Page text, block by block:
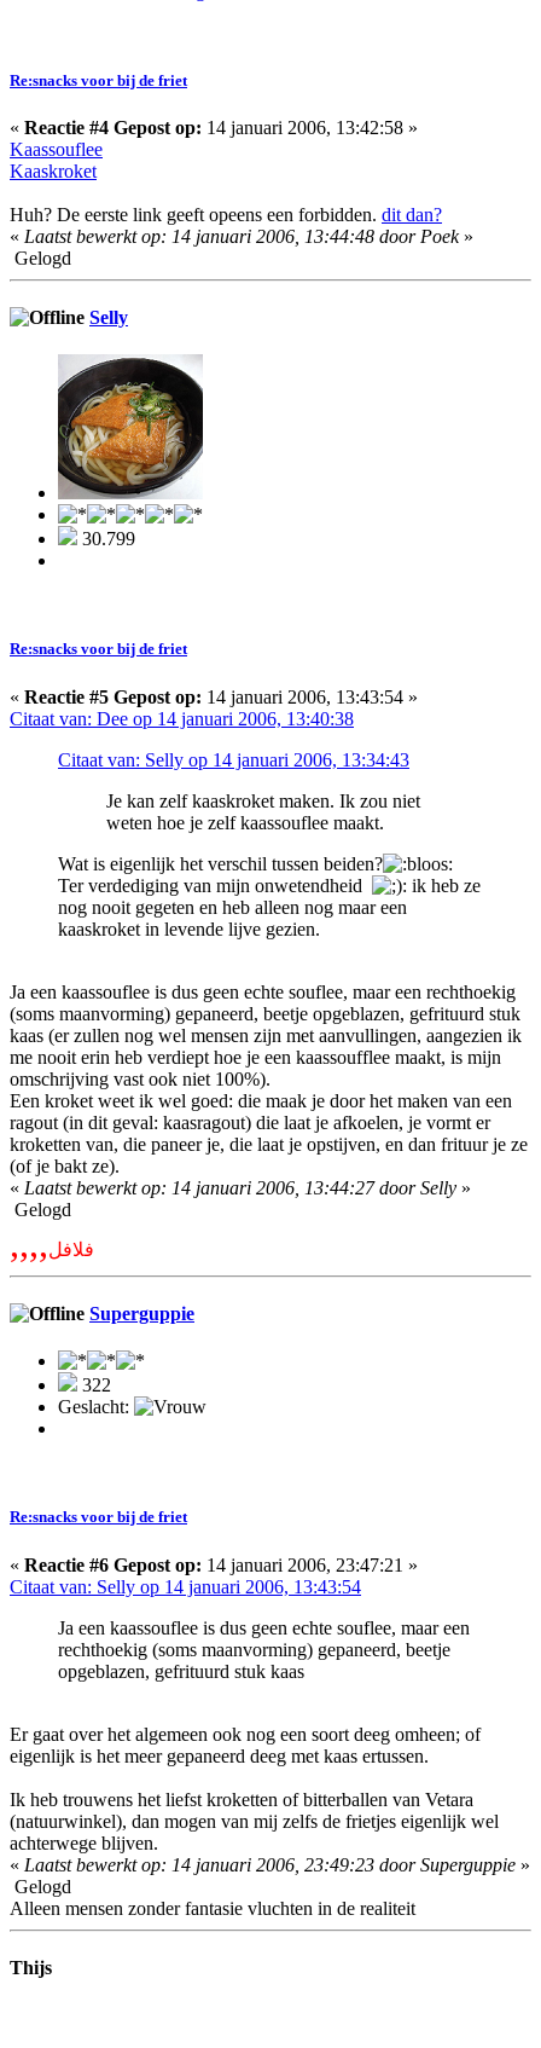
Re:snacks voor bij de friet
« Reactie #4 Gepost op: 14 januari 2006, 13:42:58 »
Kaassouflee
Kaaskroket
Huh? De eerste link geeft opeens een forbidden. dit dan?
« Laatst bewerkt op: 14 januari 2006, 13:44:48 door Poek»
Gelogd
Selly
30.799
Re:snacks voor bij de friet
« Reactie #5 Gepost op: 14 januari 2006, 13:43:54 »
Citaat van: Dee op 14 januari 2006, 13:40:38
Citaat van: Selly op 14 januari 2006, 13:34:43
Je kan zelf kaaskroket maken. Ik zou niet
weten hoe je zelf kaassouflee maakt.
Wat is eigenlijk het verschil tussen beiden?
Ter verdediging van mijn onwetendheid
: ik heb ze
nog nooit gegeten en heb alleen nog maar een
kaaskroket in levende lijve gezien.
Ja een kaassouflee is dus geen echte souflee, maar een rechthoekig
(soms maanvorming) gepaneerd, beetje opgeblazen, gefrituurd stuk
kaas (er zullen nog wel mensen zijn met aanvullingen, aangezien ik
me nooit erin heb verdiept hoe je een kaassoufflee maakt, is mijn
omschrijving vast ook niet 100%).
Een kroket weet ik wel goed: die maak je door het maken van een
ragout (in dit geval: kaasragout) die laat je afkoelen, je vormt er
kroketten van, die paneer je, die laat je opstijven, en dan frituur je ze
(of je bakt ze).
« Laatst bewerkt op: 14 januari 2006, 13:44:27 door Selly »
Gelogd
,,,,فلافل
Superguppie
322
Geslacht:
Re:snacks voor bij de friet
« Reactie #6 Gepost op: 14 januari 2006, 23:47:21 »
Citaat van: Selly op 14 januari 2006, 13:43:54
Ja een kaassouflee is dus geen echte souflee, maar een
rechthoekig (soms maanvorming) gepaneerd, beetje
opgeblazen, gefrituurd stuk kaas
Er gaat over het algemeen ook nog een soort deeg omheen; of
eigenlijk is het meer gepaneerd deeg met kaas ertussen.
Ik heb trouwens het liefst kroketten of bitterballen van Vetara
(natuurwinkel), dan mogen van mij zelfs de frietjes eigenlijk wel
achterwege blijven.
« Laatst bewerkt op: 14 januari 2006, 23:49:23 door Superguppie »
Gelogd
Alleen mensen zonder fantasie vluchten in de realiteit
Thijs